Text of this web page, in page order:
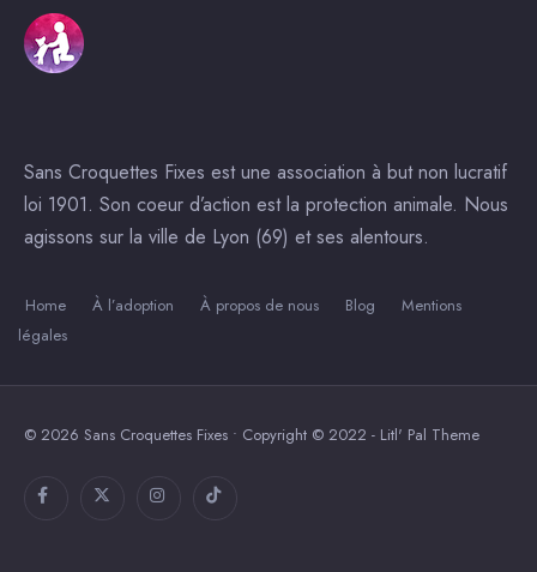
Sans Croquettes Fixes est une association à but non lucratif
loi 1901. Son coeur d’action est la protection animale. Nous
agissons sur la ville de Lyon (69) et ses alentours.
Home À l’adoption À propos de nous Blog
Mentions
légales
© 2026 Sans Croquettes Fixes • Copyright © 2022 - Litl' Pal Theme